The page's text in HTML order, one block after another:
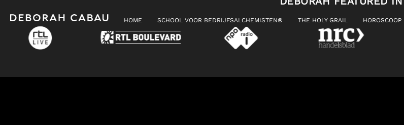
HOME SCHOOL VOOR BEDRIJFSALCHEMISTEN® THE HOLY GRAIL HOROSCOOP